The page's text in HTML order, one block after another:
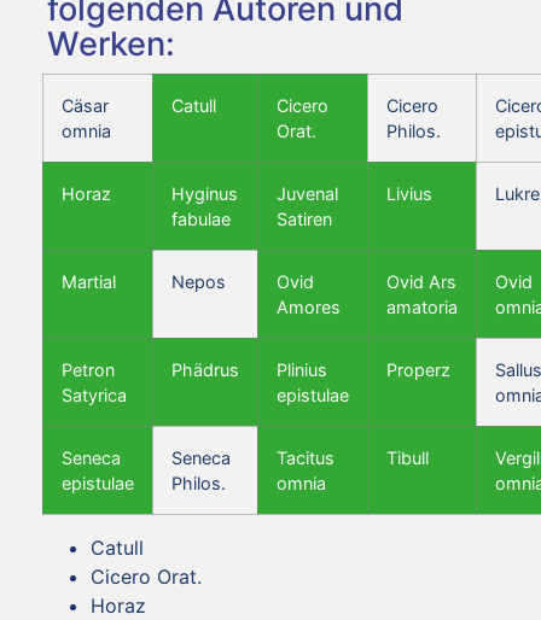
folgenden Autoren und
Werken:
Cäsar
omnia
Catull
Cicero
Orat.
Cicero
Philos.
Horaz
Hyginus
fabulae
Juvenal
Satiren
Livius
Martial Nepos
Ovid
Amores
Ovid Ars
amatoria
Ovid
Petron
Satyrica
Phädrus
Plinius
epistulae
Properz
Seneca
epistulae
Seneca
Philos.
Tacitus
omnia
Tibull
Vergil
Catull
Cicero Orat.
Horaz